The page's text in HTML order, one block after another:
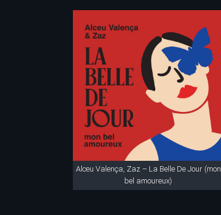
Alceu Valença, Zaz – La Belle De Jour (mon
bel amoureux)